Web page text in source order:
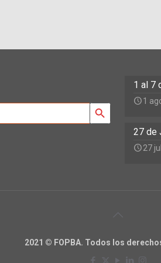
Search Button
1 al 7
1
27 de
27
2021 © FOPBA. Todos los